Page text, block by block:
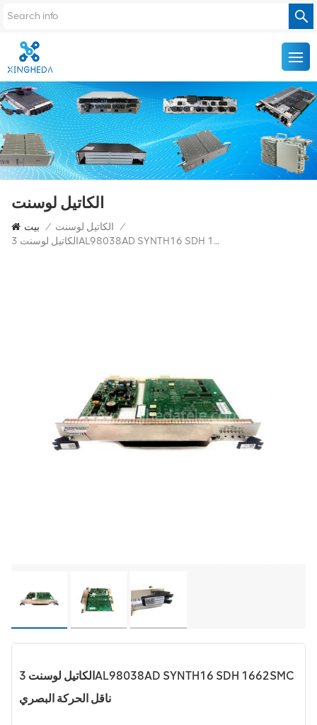
الكاتيل لوسنت
بيت / الكاتيل لوسنت /
الكاتيل لوسنت 3AL98038AD SYNTH16 SDH 1662SMC ناقل الحركة البصري
الكاتيل لوسنت 3AL98038AD SYNTH16 SDH 1662SMC
ناقل الحركة البصري